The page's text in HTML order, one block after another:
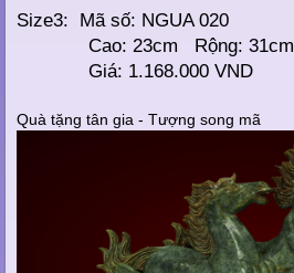
Size3: Mã số: NGUA 020
Cao: 23cm Rộng: 31cm
Giá: 1.168.000 VND
Quà tặng tân gia - Tượng song mã